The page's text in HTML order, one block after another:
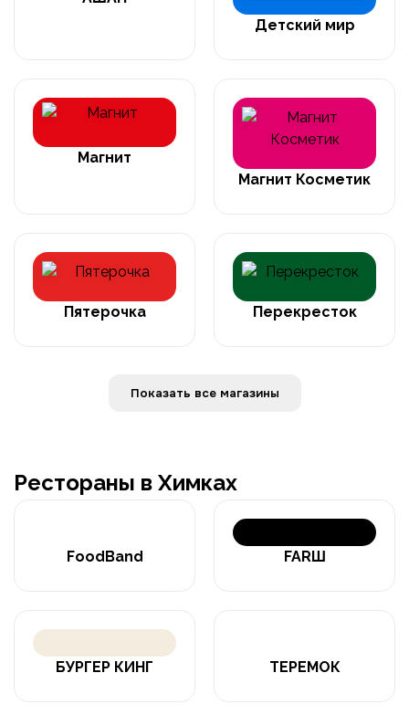
Детский мир
Магнит
Магнит Косметик
Пятерочка Перекресток
Показать все магазины
Рестораны в Химках
FoodBand FARШ
БУРГЕР КИНГ ТЕРЕМОК